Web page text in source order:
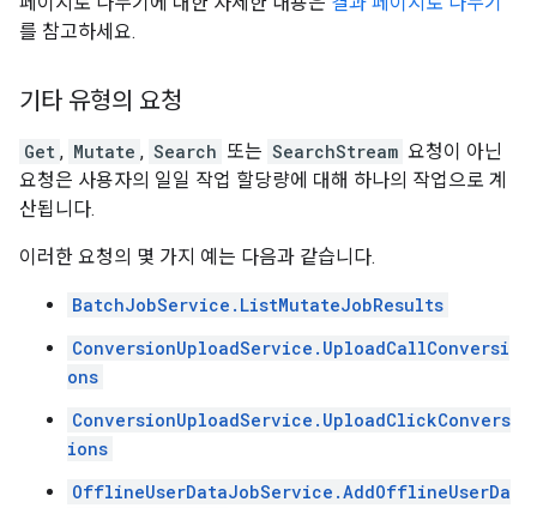
를 참고하세요.
기타 유형의 요청
Get , Mutate , Search 또는 SearchStream 요청이 아닌
요청은 사용자의 일일 작업 할당량에 대해 하나의 작업으로 계
산됩니다.
이러한 요청의 몇 가지 예는 다음과 같습니다.
BatchJobService.ListMutateJobResults
ConversionUploadService.UploadCallConversi
ons
ConversionUploadService.UploadClickConvers
ions
OfflineUserDataJobService.AddOfflineUserDa